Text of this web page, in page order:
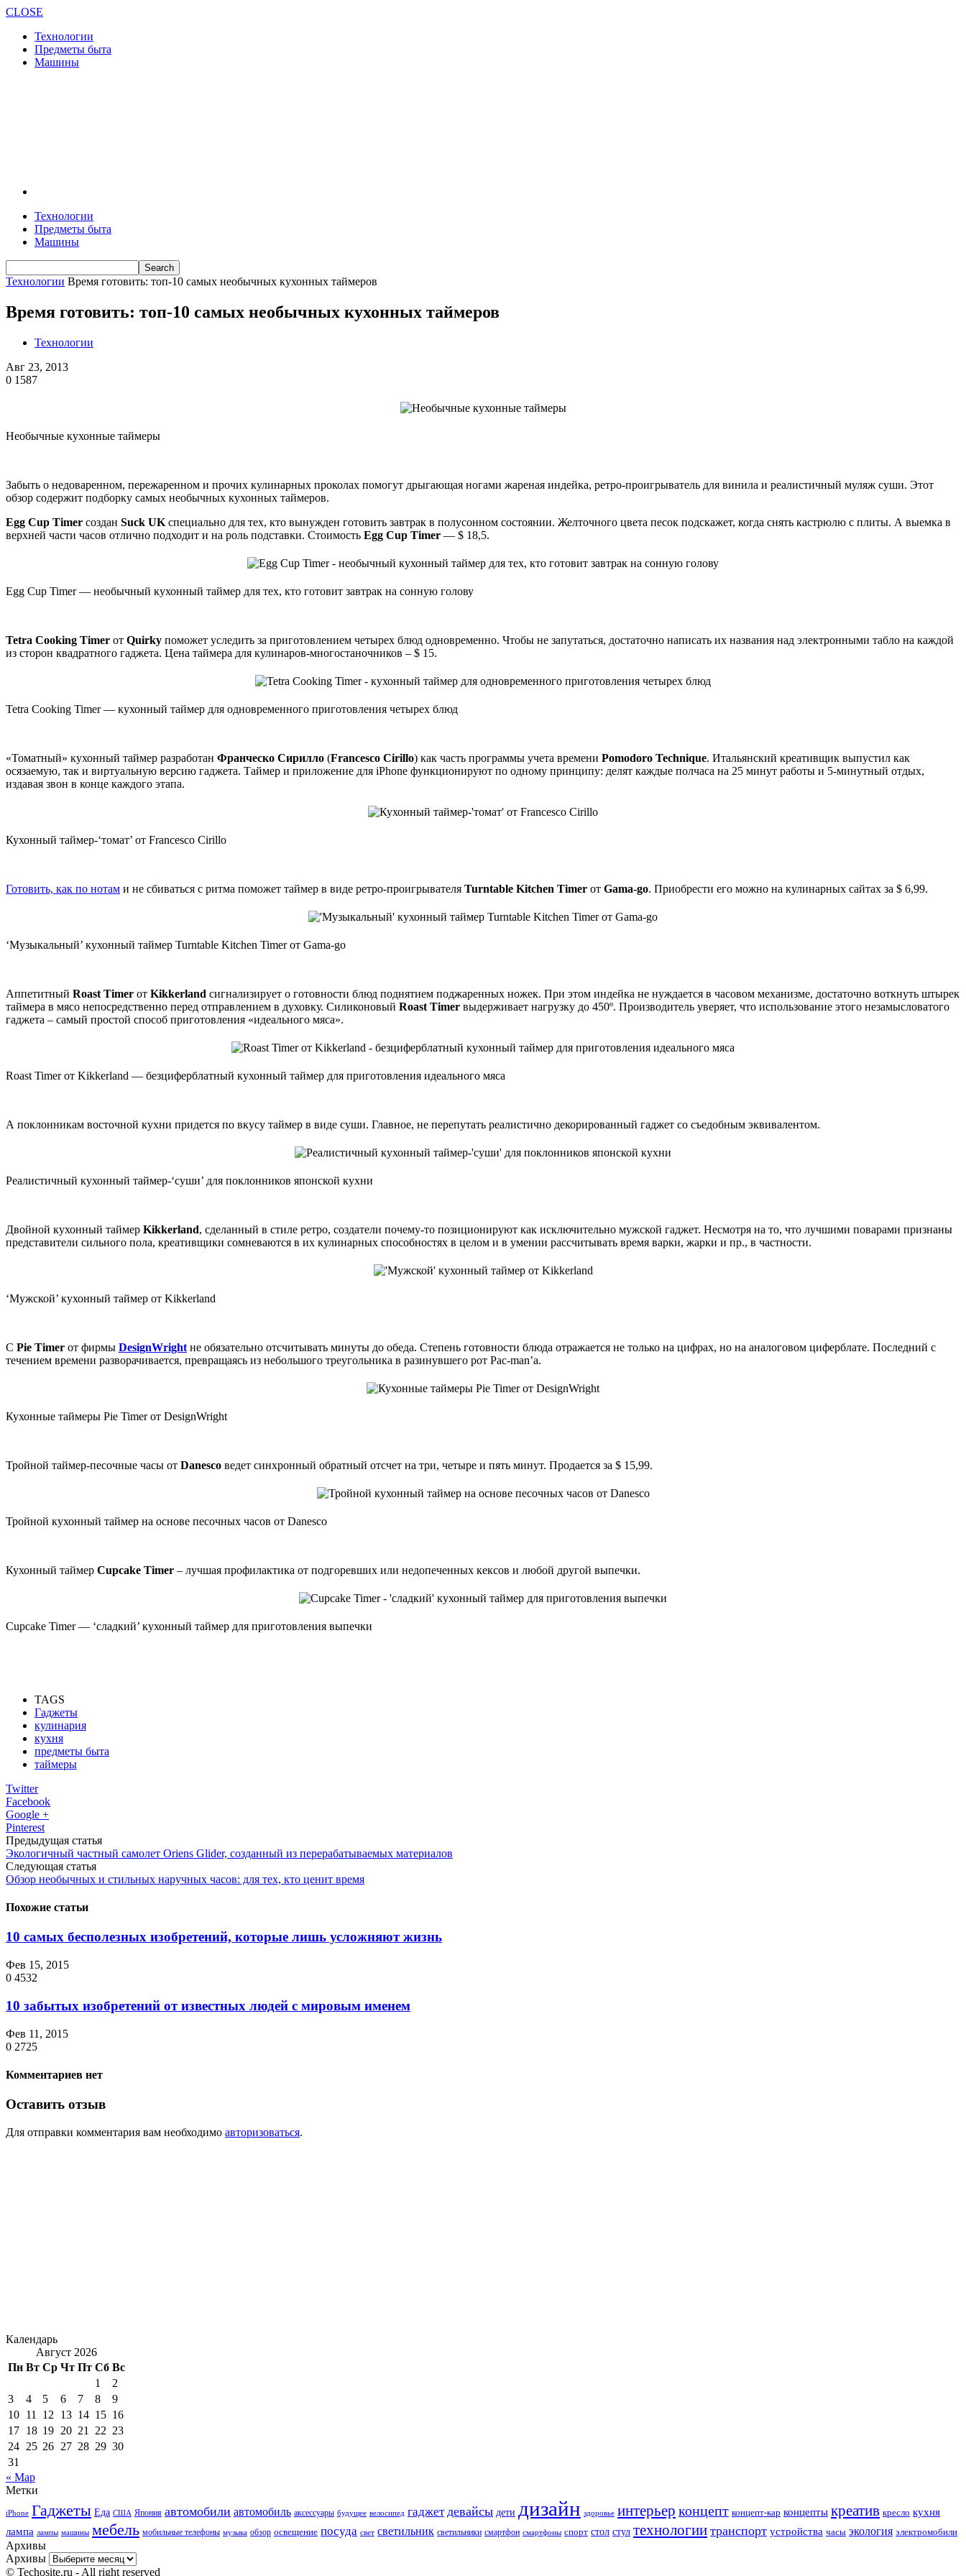
CLOSE
Технологии
Предметы быта
Машины
Технологии
Предметы быта
Машины
Технологии Время готовить: топ-10 самых необычных кухонных таймеров
Время готовить: топ-10 самых необычных кухонных таймеров
Технологии
Авг 23, 2013
0 1587
Необычные кухонные таймеры
Забыть о недоваренном, пережаренном и прочих кулинарных проколах помогут дрыгающая ногами жареная индейка, ретро-проигрыватель для винила и реалистичный муляж суши. Этот
обзор содержит подборку самых необычных кухонных таймеров.
Egg Cup Timer создан Suck UK специально для тех, кто вынужден готовить завтрак в полусонном состоянии. Желточного цвета песок подскажет, когда снять кастрюлю с плиты. А выемка в
верхней части часов отлично подходит и на роль подставки. Стоимость Egg Cup Timer — $ 18,5.
Egg Cup Timer — необычный кухонный таймер для тех, кто готовит завтрак на сонную голову
Tetra Cooking Timer от Quirky поможет уследить за приготовлением четырех блюд одновременно. Чтобы не запутаться, достаточно написать их названия над электронными табло на каждой
из сторон квадратного гаджета. Цена таймера для кулинаров-многостаночников – $ 15.
Tetra Cooking Timer — кухонный таймер для одновременного приготовления четырех блюд
«Томатный» кухонный таймер разработан Франческо Сирилло (Francesco Cirillo) как часть программы учета времени Pomodoro Technique. Итальянский креативщик выпустил как
осязаемую, так и виртуальную версию гаджета. Таймер и приложение для iPhone функционируют по одному принципу: делят каждые полчаса на 25 минут работы и 5-минутный отдых,
издавая звон в конце каждого этапа.
Кухонный таймер-‘томат’ от Francesco Cirillo
Готовить, как по нотам и не сбиваться с ритма поможет таймер в виде ретро-проигрывателя Turntable Kitchen Timer от Gama-go. Приобрести его можно на кулинарных сайтах за $ 6,99.
‘Музыкальный’ кухонный таймер Turntable Kitchen Timer от Gama-go
Аппетитный Roast Timer от Kikkerland сигнализирует о готовности блюд поднятием поджаренных ножек. При этом индейка не нуждается в часовом механизме, достаточно воткнуть штырек
таймера в мясо непосредственно перед отправлением в духовку. Силиконовый Roast Timer выдерживает нагрузку до 450º. Производитель уверяет, что использование этого незамысловатого
гаджета – самый простой способ приготовления «идеального мяса».
Roast Timer от Kikkerland — безциферблатный кухонный таймер для приготовления идеального мяса
А поклонникам восточной кухни придется по вкусу таймер в виде суши. Главное, не перепутать реалистично декорированный гаджет со съедобным эквивалентом.
Реалистичный кухонный таймер-‘суши’ для поклонников японской кухни
Двойной кухонный таймер Kikkerland, сделанный в стиле ретро, создатели почему-то позиционируют как исключительно мужской гаджет. Несмотря на то, что лучшими поварами признаны
представители сильного пола, креативщики сомневаются в их кулинарных способностях в целом и в умении рассчитывать время варки, жарки и пр., в частности.
‘Мужской’ кухонный таймер от Kikkerland
С Pie Timer от фирмы DesignWright не обязательно отсчитывать минуты до обеда. Степень готовности блюда отражается не только на цифрах, но на аналоговом циферблате. Последний с
течением времени разворачивается, превращаясь из небольшого треугольника в разинувшего рот Pac-man’а.
Кухонные таймеры Pie Timer от DesignWright
Тройной таймер-песочные часы от Danesco ведет синхронный обратный отсчет на три, четыре и пять минут. Продается за $ 15,99.
Тройной кухонный таймер на основе песочных часов от Danesco
Кухонный таймер Cupcake Timer – лучшая профилактика от подгоревших или недопеченных кексов и любой другой выпечки.
Cupcake Timer — ‘сладкий’ кухонный таймер для приготовления выпечки
TAGS
Гаджеты
кулинария
кухня
предметы быта
таймеры
Twitter
Facebook
Google +
Pinterest
Предыдущая статья
Экологичный частный самолет Oriens Glider, созданный из перерабатываемых материалов
Следующая статья
Обзор необычных и стильных наручных часов: для тех, кто ценит время
Похожие статьи
10 самых бесполезных изобретений, которые лишь усложняют жизнь
Фев 15, 2015
0 4532
10 забытых изобретений от известных людей с мировым именем
Фев 11, 2015
0 2725
Комментариев нет
Оставить отзыв
Для отправки комментария вам необходимо авторизоваться.
Календарь
Август 2026
Пн Вт Ср Чт Пт Сб Вс
1
2
3
4 5 6 7 8
9
10 11 12 13 14 15 16
17 18 19 20 21 22 23
24 25 26 27 28 29 30
31
« Мар
Метки
iPhone Гаджеты Еда США Япония автомобили автомобиль аксессуары будущее велосипед гаджет девайсы дети дизайн здоровье интерьер концепт концепт-кар концепты креатив кресло кухня
лампа лампы машины мебель мобильные телефоны музыка обзор освещение посуда свет светильник светильники смартфон смартфоны спорт стол стул технологии транспорт устройства часы экология электромобили
Архивы
Архивы
© Techosite.ru - All right reserved